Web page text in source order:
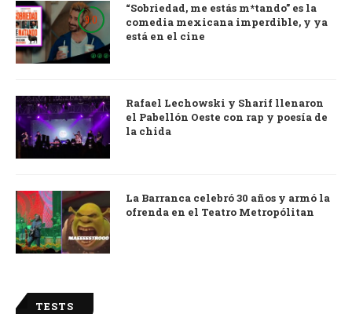
9.0
“Sobriedad, me estás m*tando” es la
comedia mexicana imperdible, y ya
está en el cine
Rafael Lechowski y Sharif llenaron
el Pabellón Oeste con rap y poesía de
la chida
La Barranca celebró 30 años y armó la
ofrenda en el Teatro Metropólitan
TESTS